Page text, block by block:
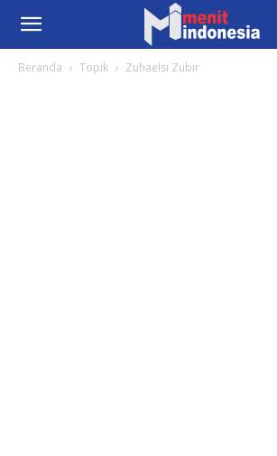
Beranda Topik Zuhaelsi Zubir